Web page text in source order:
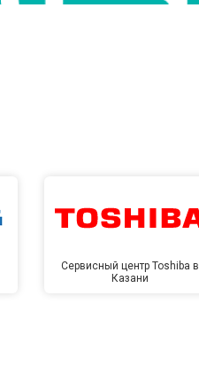
Сервисный центр Toshiba в
Казани